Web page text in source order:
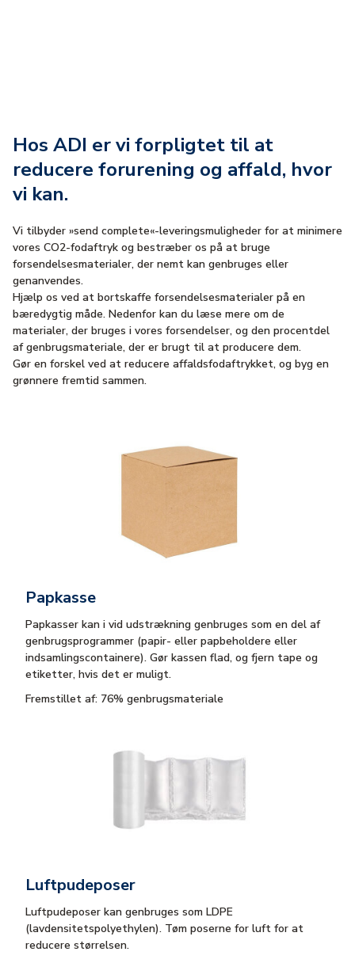
Hos ADI er vi forpligtet til at
reducere forurening og affald, hvor
vi kan.
Vi tilbyder »send complete«-leveringsmuligheder for at minimere
vores CO2-fodaftryk og bestræber os på at bruge
forsendelsesmaterialer, der nemt kan genbruges eller
genanvendes.
Hjælp os ved at bortskaffe forsendelsesmaterialer på en
bæredygtig måde. Nedenfor kan du læse mere om de
materialer, der bruges i vores forsendelser, og den procentdel
af genbrugsmateriale, der er brugt til at producere dem.
Gør en forskel ved at reducere affaldsfodaftrykket, og byg en
grønnere fremtid sammen.
Papkasse
Papkasser kan i vid udstrækning genbruges som en del af
genbrugsprogrammer (papir- eller papbeholdere eller
indsamlingscontainere). Gør kassen flad, og fjern tape og
etiketter, hvis det er muligt.
Fremstillet af: 76% genbrugsmateriale
Luftpudeposer
Luftpudeposer kan genbruges som LDPE
(lavdensitetspolyethylen). Tøm poserne for luft for at
reducere størrelsen.